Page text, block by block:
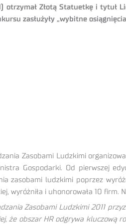
otrzymał Złotą Statuetkę i tytuł
zasłużyły „wybitne
Zasobami Ludzkimi
Gospodarki. Od pierwszej
zasobami ludzkimi poprzez
wyróżniła i uhonorowała 10
Zasobami Ludzkimi 2011
że obszar HR odgrywa kluczową